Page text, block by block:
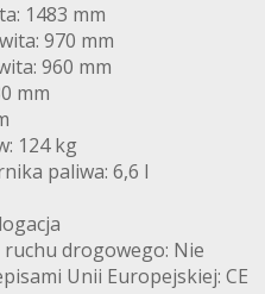
1483 mm
970 mm
960 mm
mm
124 kg
paliwa: 6,6 l
drogowego: Nie
Unii Europejskiej: CE